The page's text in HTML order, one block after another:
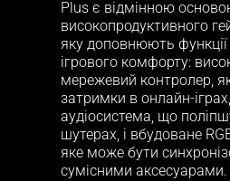
Plus є відмінною
високопродуктивного
яку доповнюють
ігрового комфорту:
мережевий контролер,
затримки в онлайн-
аудіосистема, що
шутерах, і вбудоване
яке може бути
сумісними аксесуарами.